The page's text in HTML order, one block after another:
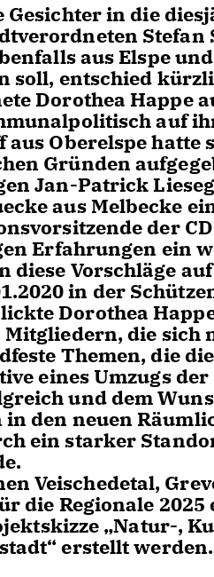
Gesichter in die
Stefan
aus Elspe
soll, entschied
Dorothea Happe
auf
Oberelspe hatte
Gründen
Jan-Patrick
aus Melbecke
der
Erfahrungen ein
diese Vorschläge
in der
Dorothea
die
Themen, die
eines Umzugs
und dem
den neuen
ein starker
Veischedetal,
die Regionale
„Natur-,
erstellt werden.